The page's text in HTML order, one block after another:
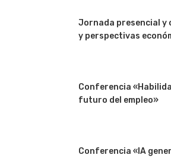
Jornada presencial y
y perspectivas
Conferencia
futuro del empleo»
Conferencia «IA